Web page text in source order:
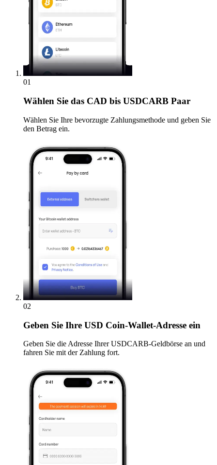
01
Wählen Sie das CAD bis USDCARB Paar
Wählen Sie Ihre bevorzugte Zahlungsmethode und geben Sie
den Betrag ein.
02
Geben Sie Ihre USD Coin-Wallet-Adresse ein
Geben Sie die Adresse Ihrer USDCARB-Geldbörse an und
fahren Sie mit der Zahlung fort.